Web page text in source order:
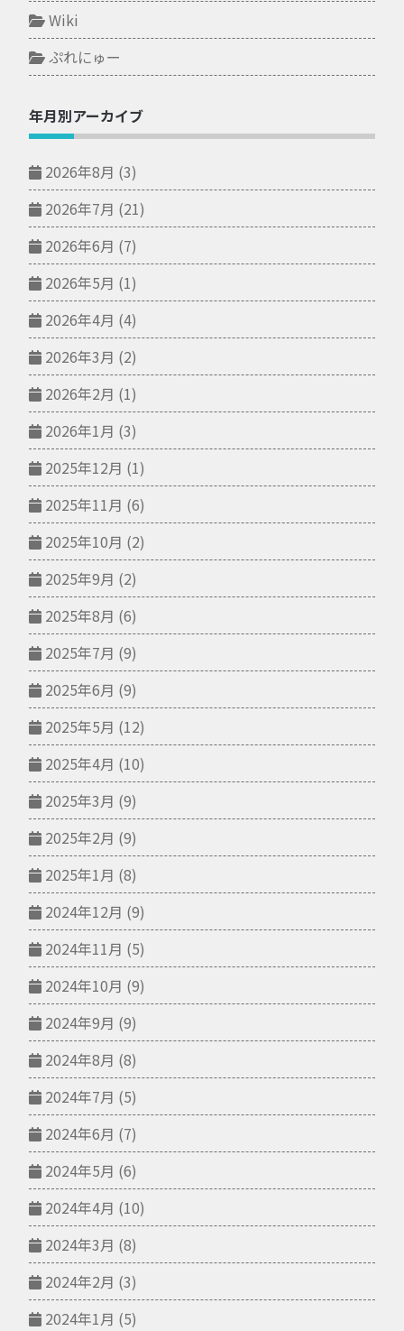
Wiki
ぷれにゅー
年月別アーカイブ
2026年8月 (3)
2026年7月 (21)
2026年6月 (7)
2026年5月 (1)
2026年4月 (4)
2026年3月 (2)
2026年2月 (1)
2026年1月 (3)
2025年12月 (1)
2025年11月 (6)
2025年10月 (2)
2025年9月 (2)
2025年8月 (6)
2025年7月 (9)
2025年6月 (9)
2025年5月 (12)
2025年4月 (10)
2025年3月 (9)
2025年2月 (9)
2025年1月 (8)
2024年12月 (9)
2024年11月 (5)
2024年10月 (9)
2024年9月 (9)
2024年8月 (8)
2024年7月 (5)
2024年6月 (7)
2024年5月 (6)
2024年4月 (10)
2024年3月 (8)
2024年2月 (3)
2024年1月 (5)